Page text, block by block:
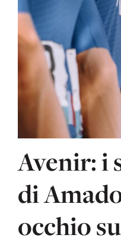
Avenir: i
di
occhio